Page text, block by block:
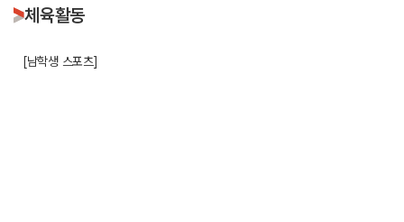
체육활동
[남학생 스포츠]